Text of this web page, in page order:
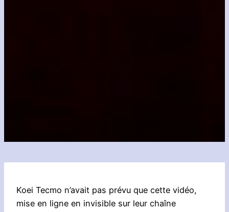
Koei Tecmo n’avait pas prévu que cette vidéo,
mise en ligne en invisible sur leur chaîne